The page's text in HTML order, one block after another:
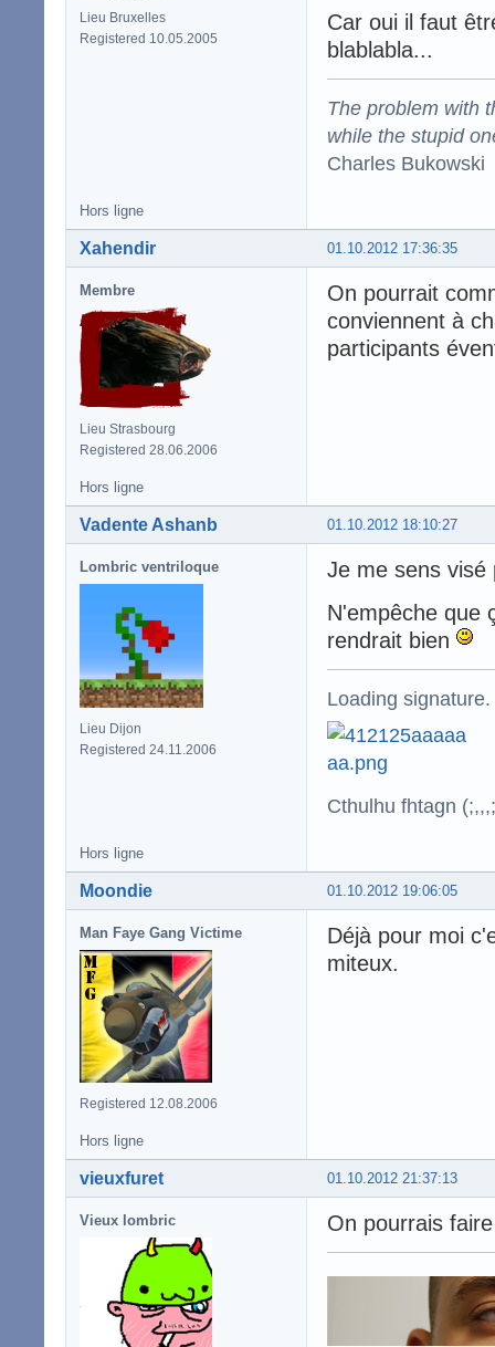
Lieu Bruxelles
Registered 10.05.2005
Car oui il faut
blablabla...
The problem with
while the stupid
Charles Bukowski
Hors ligne
01.10.2012 17:36:35
Xahendir
Membre
Lieu Strasbourg
Registered 28.06.2006
On pourrait
conviennent à
participants
Hors ligne
01.10.2012 18:10:27
Vadente Ashanb
Lombric ventriloque
Lieu Dijon
Registered 24.11.2006
Je me sens
N'empêche que
rendrait bien
Loading signature.
Cthulhu fhtagn
Hors ligne
01.10.2012 19:06:05
Moondie
Man Faye Gang Victime
Registered 12.08.2006
Déjà pour moi
miteux.
Hors ligne
01.10.2012 21:37:13
vieuxfuret
Vieux lombric On pourrais